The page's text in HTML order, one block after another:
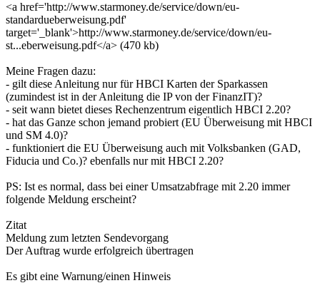
<a href='http://www.starmoney.de/service/down/eu-
standardueberweisung.pdf'
target='_blank'>http://www.starmoney.de/service/down/eu-
st...eberweisung.pdf</a> (470 kb)
Meine Fragen dazu:
- gilt diese Anleitung nur für HBCI Karten der Sparkassen
(zumindest ist in der Anleitung die IP von der FinanzIT)?
- seit wann bietet dieses Rechenzentrum eigentlich HBCI 2.20?
- hat das Ganze schon jemand probiert (EU Überweisung mit HBCI
und SM 4.0)?
- funktioniert die EU Überweisung auch mit Volksbanken (GAD,
Fiducia und Co.)? ebenfalls nur mit HBCI 2.20?
PS: Ist es normal, dass bei einer Umsatzabfrage mit 2.20 immer
folgende Meldung erscheint?
Zitat
Meldung zum letzten Sendevorgang
Der Auftrag wurde erfolgreich übertragen
Es gibt eine Warnung/einen Hinweis